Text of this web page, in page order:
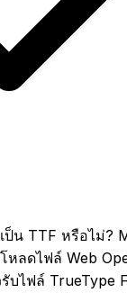
ป็น TTF หรือไม่?
โหลดไฟล์ Web
บไฟล์ TrueType